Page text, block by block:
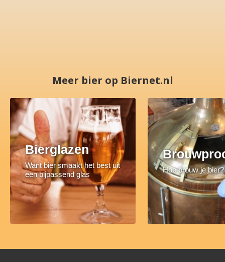
Meer bier op Biernet.nl
Bierglazen
Want bier smaakt het best uit
een bijpassend glas
Hoe brouw je bier?